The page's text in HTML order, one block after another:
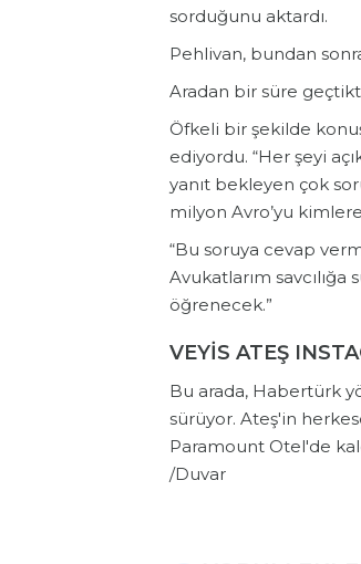
sorduğunu aktardı.
Pehlivan, bundan
Aradan bir süre
Öfkeli bir şekilde
ediyordu. “Her şeyi
yanıt bekleyen çok
milyon Avro’yu
“Bu soruya cevap
Avukatlarım
öğrenecek.”
VEYİS ATEŞ
Bu arada, Habertürk
sürüyor. Ateş'in
Paramount Otel'de
/Duvar